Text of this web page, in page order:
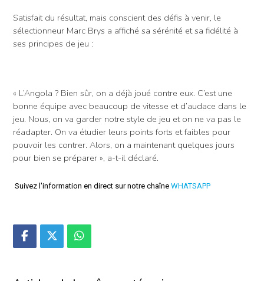
Satisfait du résultat, mais conscient des défis à venir, le
sélectionneur Marc Brys a affiché sa sérénité et sa fidélité à
ses principes de jeu :
« L’Angola ? Bien sûr, on a déjà joué contre eux. C’est une
bonne équipe avec beaucoup de vitesse et d’audace dans le
jeu. Nous, on va garder notre style de jeu et on ne va pas le
réadapter. On va étudier leurs points forts et faibles pour
pouvoir les contrer. Alors, on a maintenant quelques jours
pour bien se préparer », a-t-il déclaré.
Suivez l'information en direct sur notre chaîne WHATSAPP